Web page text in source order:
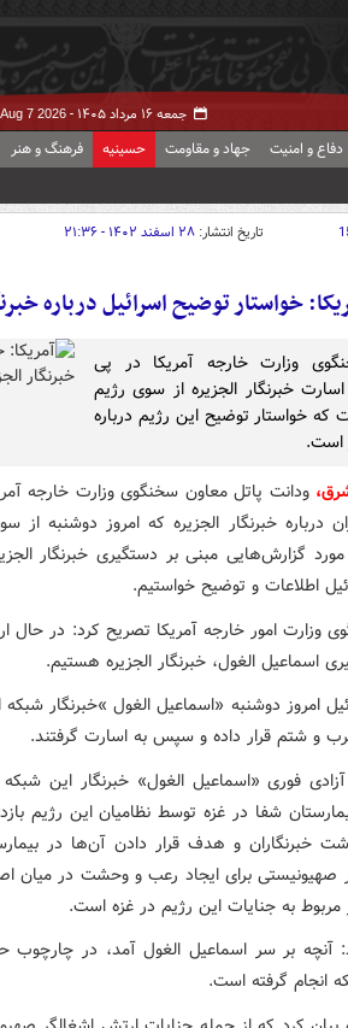
جمعه ۱۶ مرداد ۱۴۰۵ - Aug 7 2026
دفاع و امنیت جهاد و مقاومت حسینیه فرهنگ و هنر
تاریخ انتشار: ۲۸ اسفند ۱۴۰۲ - ۲۱:۳۶
خواستار توضیح اسرائیل درباره
وزارت خارجه آمریکا در پی
خبرنگار الجزیره از سوی رژیم
که خواستار توضیح این رژیم درباره
است.
ودانت پاتل معاون سخنگوی وزارت خارجه
درباره خبرنگار الجزیره که امروز دوشنبه
گزارش‌هایی مبنی بر دستگیری خبرنگار
اطلاعات و توضیح خواستیم.
وزارت امور خارجه آمریکا تصریح کرد: در حال
اسماعیل الغول، خبرنگار الجزیره هستیم.
امروز دوشنبه «اسماعیل الغول »خبرنگار
و شتم قرار داده و سپس به اسارت گرفتند.
آزادی فوری «اسماعیل الغول» خبرنگار این
شفا در غزه توسط نظامیان این رژیم
خبرنگاران و هدف قرار دادن آن‌ها در
صهیونیستی برای ایجاد رعب و وحشت در میان
به جنایات این رژیم در غزه است.
آنچه بر سر اسماعیل الغول آمد، در
انجام گرفته است.